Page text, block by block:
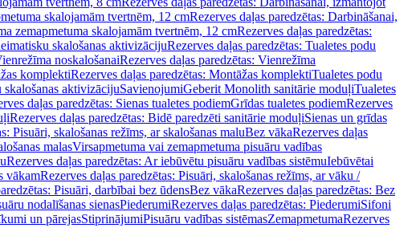
skalojamām tvertnēm, 12 cmRezerves daļas paredzētas: Darbināšanai,
zemapmetuma skalojamām tvertnēm, 12 cmRezerves daļas paredzētas:
skalošanas aktivizācijuRezerves daļas paredzētas: Tualetes podu
noskalošanaiRezerves daļas paredzētas: Vienrežīma
komplektiRezerves daļas paredzētas: Montāžas komplektiTualetes podu
skalošanas aktivizācijuSavienojumiGeberit Monolith sanitārie moduļiTualetes
daļas paredzētas: Sienas tualetes podiemGrīdas tualetes podiemRezerves
Rezerves daļas paredzētas: Bidē paredzēti sanitārie moduļiSienas un grīdas
Pisuāri, skalošanas režīms, ar skalošanas maluBez vākaRezerves daļas
malasVirsapmetuma vai zemapmetuma pisuāru vadības
Rezerves daļas paredzētas: Ar iebūvētu pisuāru vadības sistēmuIebūvētai
vākamRezerves daļas paredzētas: Pisuāri, skalošanas režīms, ar vāku /
Pisuāri, darbībai bez ūdensBez vākaRezerves daļas paredzētas: Bez
nodalīšanas sienasPiederumiRezerves daļas paredzētas: PiederumiSifoni
un pārejasStiprinājumiPisuāru vadības sistēmasZemapmetumaRezerves